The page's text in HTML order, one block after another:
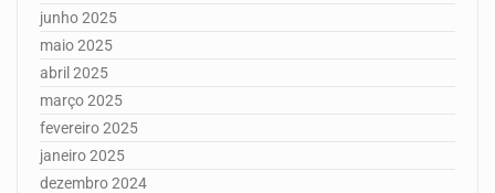
junho 2025
maio 2025
abril 2025
março 2025
fevereiro 2025
janeiro 2025
dezembro 2024